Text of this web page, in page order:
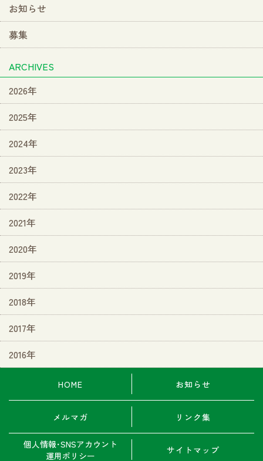
お知らせ
募集
ARCHIVES
2026年
2025年
2024年
2023年
2022年
2021年
2020年
2019年
2018年
2017年
2016年
HOME お知らせ
メルマガ リンク集
個人情報･SNSアカウント
運用ポリシー
サイトマップ